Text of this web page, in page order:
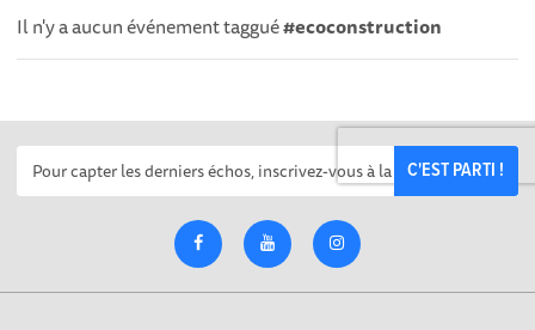
Il n'y a aucun événement taggué#ecoconstruction
C'EST PARTI !